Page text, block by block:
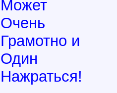
Может
Очень
Грамотно и
Один
Нажраться!